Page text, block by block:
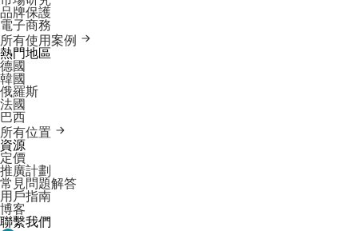
品牌保護
電子商務
所有使用案例
熱門地區
德國
韓國
俄羅斯
法國
巴西
所有位置
資源
定價
推廣計劃
常見問題解答
用戶指南
博客
聯繫我們